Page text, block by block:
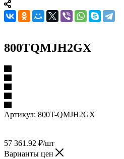
800TQMJH2GX
Артикул: 800T-QMJH2GX
57 361.92 ₽/шт
Варианты цен